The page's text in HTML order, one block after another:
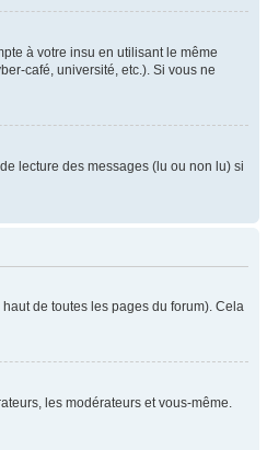
à votre insu en utilisant le même
café, université, etc.). Si vous ne
lecture des messages (lu ou non lu) si
de toutes les pages du forum). Cela
les modérateurs et vous-même.